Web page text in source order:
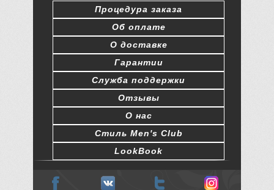
Процедура заказа
Об оплате
О доставке
Гарантии
Служба поддержки
Отзывы
О нас
Стиль Men's Club
LookBook